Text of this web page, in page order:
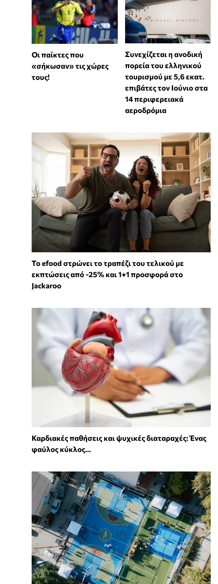
Οι παίκτες που
«σήκωσαν» τις χώρες
τους!
Συνεχίζεται η ανοδική
πορεία του ελληνικού
τουρισμού με 5,6 εκατ.
επιβάτες τον Ιούνιο στα
14 περιφερειακά
αεροδρόμια
Το efood στρώνει το τραπέζι του τελικού με
εκπτώσεις από -25% και 1+1 προσφορά στο
Jackaroo
Καρδιακές παθήσεις και ψυχικές διαταραχές: Ένας
φαύλος κύκλος...